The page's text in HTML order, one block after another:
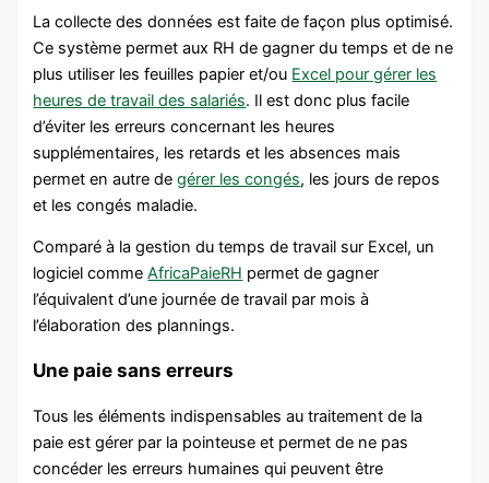
La collecte des données est faite de façon plus optimisé.
Ce système permet aux RH de gagner du temps et de ne
plus utiliser les feuilles papier et/ou Excel pour gérer les
heures de travail des salariés. Il est donc plus facile
d’éviter les erreurs concernant les heures
supplémentaires, les retards et les absences mais
permet en autre degérer les congés, les jours de repos
et les congés maladie.
Comparé à la gestion du temps de travail sur Excel, un
logiciel commeAfricaPaieRH permet de gagner
l’équivalent d’une journée de travail par mois à
l’élaboration des plannings.
Une paie sans erreurs
Tous les éléments indispensables au traitement de la
paie est gérer par la pointeuse et permet de ne pas
concéder les erreurs humaines qui peuvent être